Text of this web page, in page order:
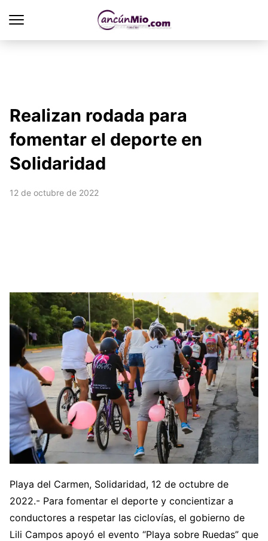
Realizan rodada para
fomentar el deporte en
Solidaridad
12 de octubre de 2022
Playa del Carmen, Solidaridad, 12 de octubre de
2022.- Para fomentar el deporte y concientizar a
conductores a respetar las ciclovías, el gobierno de
Lili Campos apoyó el evento “Playa sobre Ruedas” que